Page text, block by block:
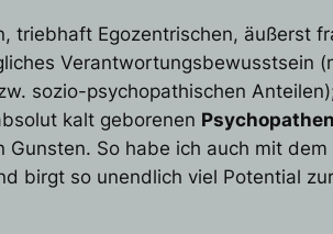
triebhaft Egozentrischen, äußerst
Verantwortungsbewusstsein
sozio-psychopathischen
kalt geborenen Psychopathen
Gunsten. So habe ich auch mit
birgt so unendlich viel Potential